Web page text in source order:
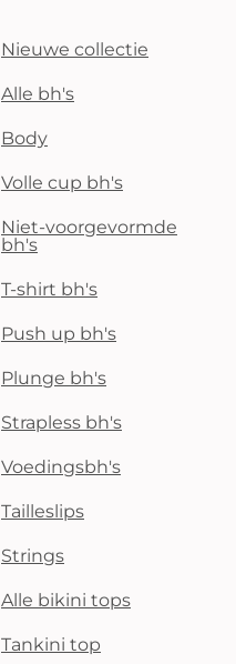
Nieuwe collectie
Alle bh's
Body
Volle cup bh's
Niet-voorgevormde
bh's
T-shirt bh's
Push up bh's
Plunge bh's
Strapless bh's
Voedingsbh's
Tailleslips
Strings
Alle bikini tops
Tankini top